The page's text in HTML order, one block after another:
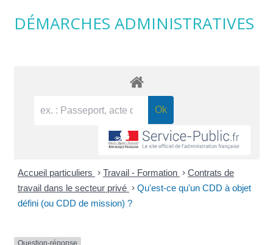
DÉMARCHES ADMINISTRATIVES
Accueil particuliers > Travail - Formation > Contrats de
travail dans le secteur privé > Qu'est-ce qu'un CDD à objet
défini (ou CDD de mission) ?
Question-réponse